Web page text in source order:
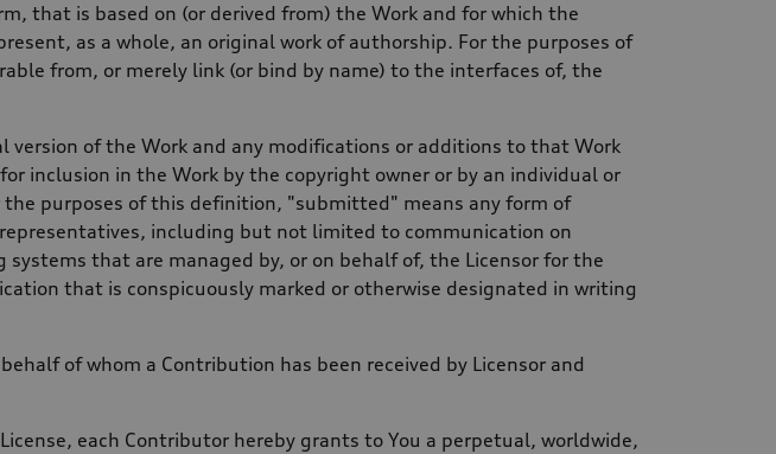
that is based on (or derived from) the Work and for which the
as a whole, an original work of authorship. For the purposes of
from, or merely link (or bind by name) to the interfaces of, the
of the Work and any modifications or additions to that Work
inclusion in the Work by the copyright owner or by an individual or
purposes of this definition, "submitted" means any form of
including but not limited to communication on
that are managed by, or on behalf of, the Licensor for the
that is conspicuously marked or otherwise designated in writing
of whom a Contribution has been received by Licensor and
each Contributor hereby grants to You a perpetual, worldwide,